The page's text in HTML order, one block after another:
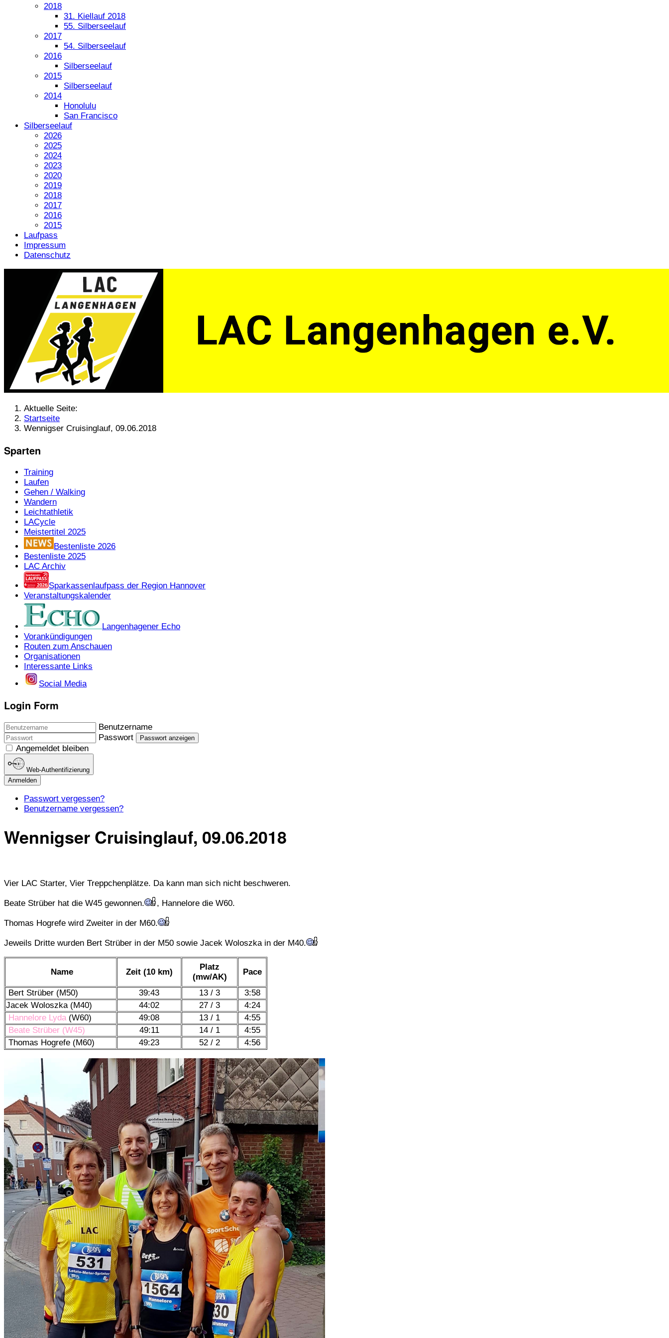
2018
31. Kiellauf 2018
55. Silberseelauf
2017
54. Silberseelauf
2016
Silberseelauf
2015
Silberseelauf
2014
Honolulu
San Francisco
Silberseelauf
2026
2025
2024
2023
2020
2019
2018
2017
2016
2015
Laufpass
Impressum
Datenschutz
Aktuelle Seite:
Startseite
Wennigser Cruisinglauf, 09.06.2018
Sparten
Training
Laufen
Gehen / Walking
Wandern
Leichtathletik
LACycle
Meistertitel 2025
Bestenliste 2026
Bestenliste 2025
LAC Archiv
Sparkassenlaufpass der Region Hannover
Veranstaltungskalender
Langenhagener Echo
Vorankündigungen
Routen zum Anschauen
Organisationen
Interessante Links
Social Media
Login Form
Benutzername
Passwort
Passwort anzeigen
Angemeldet bleiben
Web-Authentifizierung
Anmelden
Passwort vergessen?
Benutzername vergessen?
Wennigser Cruisinglauf, 09.06.2018
Vier LAC Starter, Vier Treppchenplätze. Da kann man sich nicht beschweren.
Beate Strüber hat die W45 gewonnen. , Hannelore die W60.
Thomas Hogrefe wird Zweiter in der M60.
Jeweils Dritte wurden Bert Strüber in der M50 sowie Jacek Woloszka in der M40.
Name Zeit (10 km)
Platz
(mw/AK)
Pace
Bert Strüber (M50) 39:43 13 / 3
3:58
Jacek Woloszka (M40)
44:02 27 / 3
4:24
Hannelore Lyda(W60) 49:08 13 / 1
4:55
Beate Strüber (W45) 49:11 14 / 1
4:55
Thomas Hogrefe (M60)
49:23 52 / 2 4:56